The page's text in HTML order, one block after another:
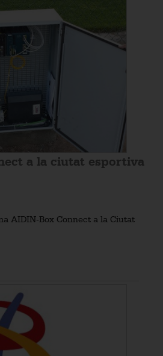
a la ciutat esportiva
AIDIN-Box Connect a la Ciutat